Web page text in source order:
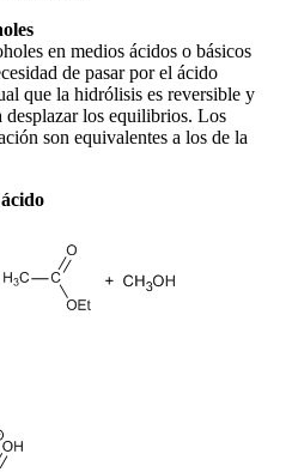
en medios ácidos o básicos
de pasar por el ácido
que la hidrólisis es reversible y
desplazar los equilibrios. Los
son equivalentes a los de la